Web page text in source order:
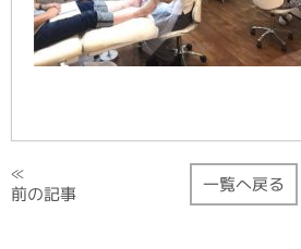
≪
前の記事 一覧へ戻る